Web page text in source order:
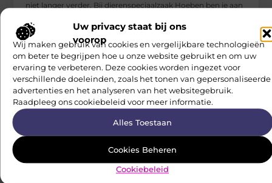
Uw privacy staat bij ons
voorop
Wij maken gebruik van cookies en vergelijkbare technologieën
om beter te begrijpen hoe u onze website gebruikt en om uw
ervaring te verbeteren. Deze cookies worden ingezet voor
verschillende doeleinden, zoals het tonen van gepersonaliseerde
advertenties en het analyseren van het websitegebruik.
Raadpleeg ons cookiebeleid voor meer informatie.
Alles Toestaan
Cookies Beheren
Cookiebeleid
niet langer verder. Bij dierenspeciaalzaak Hoeben ben je aan
DIEREN
Een grasmengsel verduurzaamt uw
kosten
Voor een veehouderij is het niet altijd even eenvoudig om